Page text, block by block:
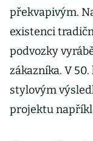
překvapivým.
existenci
podvozky
zákazníka. V
stylovým
projektu